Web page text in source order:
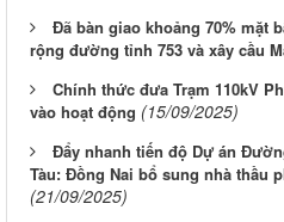
Đã bàn giao khoảng 70% mặt
rộng đường tỉnh 753 và xây cầu
Chính thức đưa Trạm 110kV
vào hoạt động (15/09/2025)
Đẩy nhanh tiến độ Dự án
Tàu: Đồng Nai bổ sung nhà thầu
(21/09/2025)